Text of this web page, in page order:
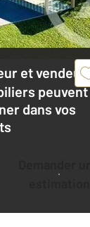
et vendeur,
peuvent
dans vos